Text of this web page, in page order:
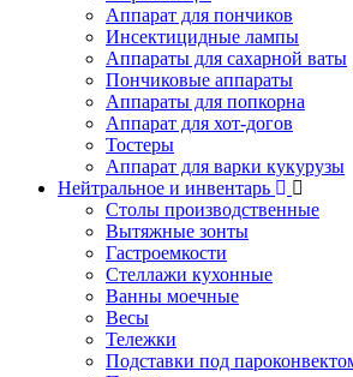
Аппарат для пончиков
Инсектицидные лампы
Аппараты для сахарной ваты
Пончиковые аппараты
Аппараты для попкорна
Аппарат для хот-догов
Тостеры
Аппарат для варки кукурузы
Нейтральное и инвентарь
Столы производственные
Вытяжные зонты
Гастроемкости
Стеллажи кухонные
Ванны моечные
Весы
Тележки
Подставки под